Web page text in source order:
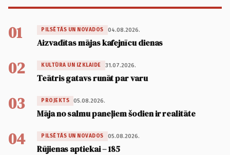
01 PILSĒTĀS UN NOVADOS 04.08.2026.
Aizvadītas mājas kafejnīcu dienas
02 KULTŪRA UN IZKLAIDE 31.07.2026.
Teātris gatavs runāt par varu
03 PROJEKTS 05.08.2026.
Māja no salmu paneļiem šodien ir realitāte
04 PILSĒTĀS UN NOVADOS 05.08.2026.
Rūjienas aptiekai – 185